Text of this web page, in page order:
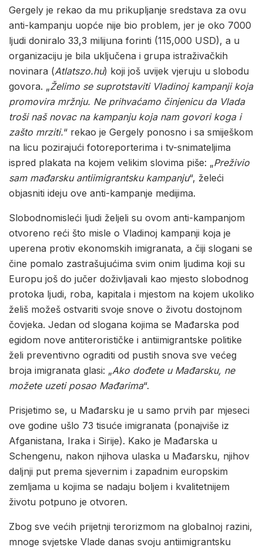
Gergely je rekao da mu prikupljanje sredstava za ovu
anti-kampanju uopće nije bio problem, jer je oko 7000
ljudi doniralo 33,3 milijuna forinti (115,000 USD), a u
organizaciju je bila uključena i grupa istraživačkih
novinara (Atlatszo.hu) koji još uvijek vjeruju u slobodu
govora. „Želimo se suprotstaviti Vladinoj kampanji koja
promovira mržnju. Ne prihvaćamo činjenicu da Vlada
troši naš novac na kampanju koja nam govori koga i
zašto mrziti.“ rekao je Gergely ponosno i sa smiješkom
na licu pozirajući fotoreporterima i tv-snimateljima
ispred plakata na kojem velikim slovima piše: „Preživio
sam mađarsku antiimigrantsku kampanju“, želeći
objasniti ideju ove anti-kampanje medijima.
Slobodnomisleći ljudi željeli su ovom anti-kampanjom
otvoreno reći što misle o Vladinoj kampanji koja je
uperena protiv ekonomskih imigranata, a čiji slogani se
čine pomalo zastrašujućima svim onim ljudima koji su
Europu još do jučer doživljavali kao mjesto slobodnog
protoka ljudi, roba, kapitala i mjestom na kojem ukoliko
želiš možeš ostvariti svoje snove o životu dostojnom
čovjeka. Jedan od slogana kojima se Mađarska pod
egidom nove antiterorističke i antiimigrantske politike
želi preventivno ograditi od pustih snova sve većeg
broja imigranata glasi: „Ako dođete u Mađarsku, ne
možete uzeti posao Mađarima“.
Prisjetimo se, u Mađarsku je u samo prvih par mjeseci
ove godine ušlo 73 tisuće imigranata (ponajviše iz
Afganistana, Iraka i Sirije). Kako je Mađarska u
Schengenu, nakon njihova ulaska u Mađarsku, njihov
daljnji put prema sjevernim i zapadnim europskim
zemljama u kojima se nadaju boljem i kvalitetnijem
životu potpuno je otvoren.
Zbog sve većih prijetnji terorizmom na globalnoj razini,
mnoge svjetske Vlade danas svoju antiimigrantsku